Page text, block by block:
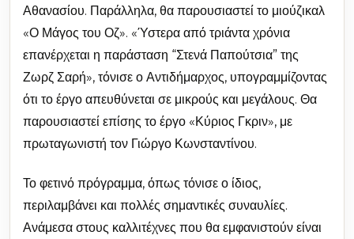
Αθανασίου. Παράλληλα, θα παρουσιαστεί το μιούζικαλ
«Ο Μάγος του Οζ». «Ύστερα από τριάντα χρόνια
επανέρχεται η παράσταση “Στενά Παπούτσια” της
Ζωρζ Σαρή», τόνισε ο Αντιδήμαρχος, υπογραμμίζοντας
ότι το έργο απευθύνεται σε μικρούς και μεγάλους. Θα
παρουσιαστεί επίσης το έργο «Κύριος Γκριν», με
πρωταγωνιστή τον Γιώργο Κωνσταντίνου.
Το φετινό πρόγραμμα, όπως τόνισε ο ίδιος,
περιλαμβάνει και πολλές σημαντικές συναυλίες.
Ανάμεσα στους καλλιτέχνες που θα εμφανιστούν είναι